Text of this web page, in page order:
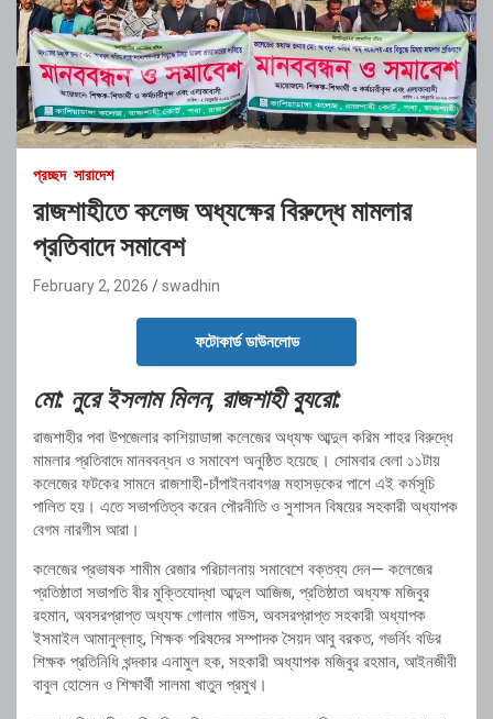
প্রচ্ছদ সারাদেশ
রাজশাহীতে কলেজ অধ্যক্ষের বিরুদ্ধে মামলার
প্রতিবাদে সমাবেশ
February 2, 2026 swadhin
ফটোকার্ড ডাউনলোড
মো: নুরে ইসলাম মিলন, রাজশাহী ব্যুরো:
রাজশাহীর পবা উপজেলার কাশিয়াডাঙ্গা কলেজের অধ্যক্ষ আব্দুল করিম শাহর বিরুদ্ধে
মামলার প্রতিবাদে মানববন্ধন ও সমাবেশ অনুষ্ঠিত হয়েছে। সোমবার বেলা ১১টায়
কলেজের ফটকের সামনে রাজশাহী-চাঁপাইনবাবগঞ্জ মহাসড়কের পাশে এই কর্মসূচি
পালিত হয়। এতে সভাপতিত্ব করেন পৌরনীতি ও সুশাসন বিষয়ের সহকারী অধ্যাপক
বেগম নারগীস আরা।
কলেজের প্রভাষক শামীম রেজার পরিচালনায় সমাবেশে বক্তব্য দেন— কলেজের
প্রতিষ্ঠাতা সভাপতি বীর মুক্তিযোদ্ধা আব্দুল আজিজ, প্রতিষ্ঠাতা অধ্যক্ষ মজিবুর
রহমান, অবসরপ্রাপ্ত অধ্যক্ষ গোলাম গাউস, অবসরপ্রাপ্ত সহকারী অধ্যাপক
ইসমাইল আমানুল্লাহ্, শিক্ষক পরিষদের সম্পাদক সৈয়দ আবু বরকত, গভর্নিং বডির
শিক্ষক প্রতিনিধি খন্দকার এনামুল হক, সহকারী অধ্যাপক মজিবুর রহমান, আইনজীবী
বাবুল হোসেন ও শিক্ষার্থী সালমা খাতুন প্রমুখ।